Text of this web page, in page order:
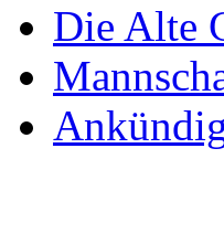
Die Alte